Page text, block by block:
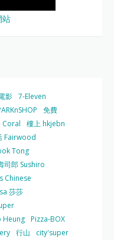
站
影 7-Eleven
免費
Coral
樓上 hkjebn
Fairwood
Tong
司郎 Sushiro
Chinese
莎莎
Heung Pizza-BOX
行山
city'super